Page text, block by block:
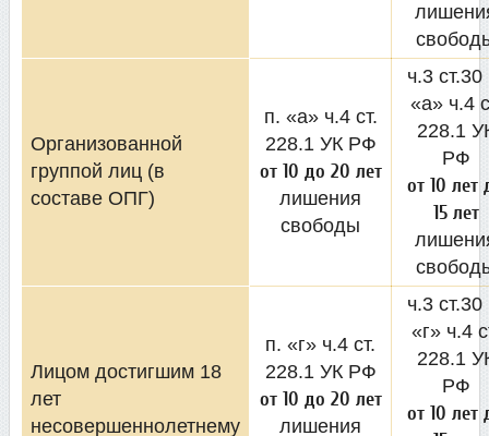
Организованной
группой лиц (в
составе ОПГ)
п. «а» ч.4 ст.
228.1 УК РФ
от 10 до 20 лет
лишения
свободы
ч.3 ст.30
«а» ч.4
228.1
РФ
от 10 лет
15 лет
Лицом достигшим 18
лет
несовершеннолетнему
п. «г» ч.4 ст.
228.1 УК РФ
от 10 до 20 лет
лишения
ч.3 ст.30
«г» ч.4
228.1
РФ
от 10 лет